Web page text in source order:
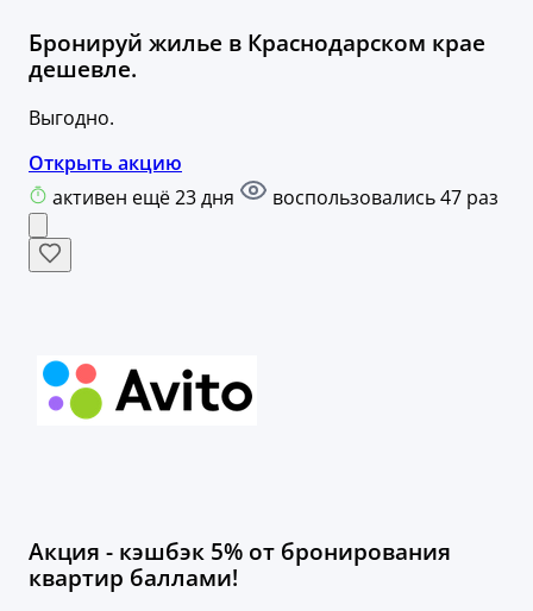
Бронируй жилье в Краснодарском крае
дешевле.
Выгодно.
Открыть акцию
активен ещё 23 дня
воспользовались 47 раз
Акция - кэшбэк 5% от бронирования
квартир баллами!